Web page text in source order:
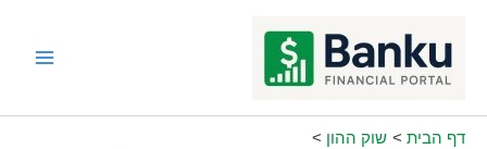
דף הבית
שוק ההון